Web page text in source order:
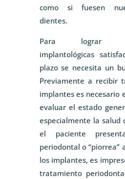
como si fuesen
dientes.
Para lograr
implantológicas
plazo se necesita un
Previamente a recibir
implantes es necesario
evaluar el estado
especialmente la salud
el paciente
periodontal o “piorrea”
los implantes, es
tratamiento